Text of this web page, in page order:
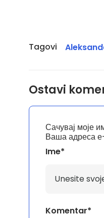
Tagovi
Ostavi
Ваша адреса
Komentar*
Ime*
Сачувај моје